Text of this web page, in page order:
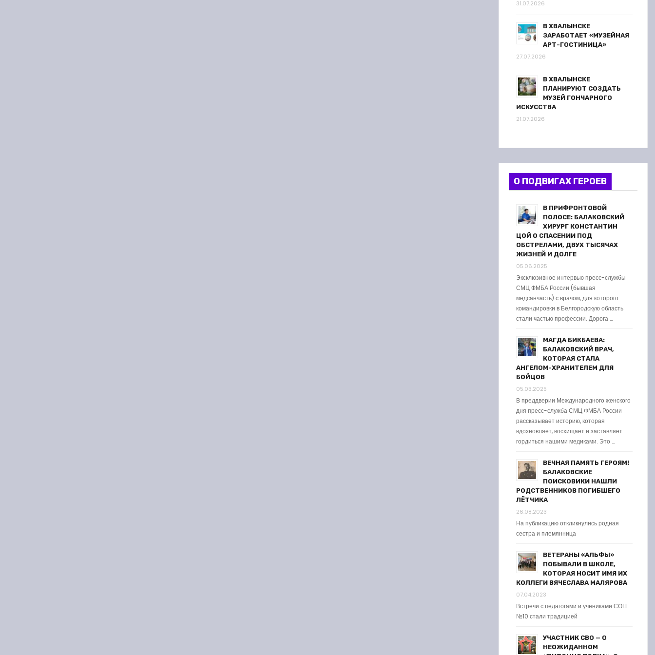
31.07.2026
В ХВАЛЫНСКЕ
ЗАРАБОТАЕТ «МУЗЕЙНАЯ
АРТ-ГОСТИНИЦА»
27.07.2026
В ХВАЛЫНСКЕ
ПЛАНИРУЮТ СОЗДАТЬ
МУЗЕЙ ГОНЧАРНОГО
ИСКУССТВА
21.07.2026
О ПОДВИГАХ ГЕРОЕВ
В ПРИФРОНТОВОЙ
ПОЛОСЕ: БАЛАКОВСКИЙ
ХИРУРГ КОНСТАНТИН
ЦОЙ О СПАСЕНИИ ПОД
ОБСТРЕЛАМИ, ДВУХ ТЫСЯЧАХ
ЖИЗНЕЙ И ДОЛГЕ
05.06.2025
Эксклюзивное интервью пресс-службы
СМЦ ФМБА России (бывшая
медсанчасть) с врачом, для которого
командировки в Белгородскую область
стали частью профессии. Дорога …
МАГДА БИКБАЕВА:
БАЛАКОВСКИЙ ВРАЧ,
КОТОРАЯ СТАЛА
АНГЕЛОМ-ХРАНИТЕЛЕМ ДЛЯ
БОЙЦОВ
05.03.2025
В преддверии Международного женского
дня пресс-служба СМЦ ФМБА России
рассказывает историю, которая
вдохновляет, восхищает и заставляет
гордиться нашими медиками. Это …
ВЕЧНАЯ ПАМЯТЬ ГЕРОЯМ!
БАЛАКОВСКИЕ
ПОИСКОВИКИ НАШЛИ
РОДСТВЕННИКОВ ПОГИБШЕГО
ЛЁТЧИКА
26.08.2023
На публикацию откликнулись родная
сестра и племянница
ВЕТЕРАНЫ «АЛЬФЫ»
ПОБЫВАЛИ В ШКОЛЕ,
КОТОРАЯ НОСИТ ИМЯ ИХ
КОЛЛЕГИ ВЯЧЕСЛАВА МАЛЯРОВА
07.04.2023
Встречи с педагогами и учениками СОШ
№10 стали традицией
УЧАСТНИК СВО — О
НЕОЖИДАННОМ